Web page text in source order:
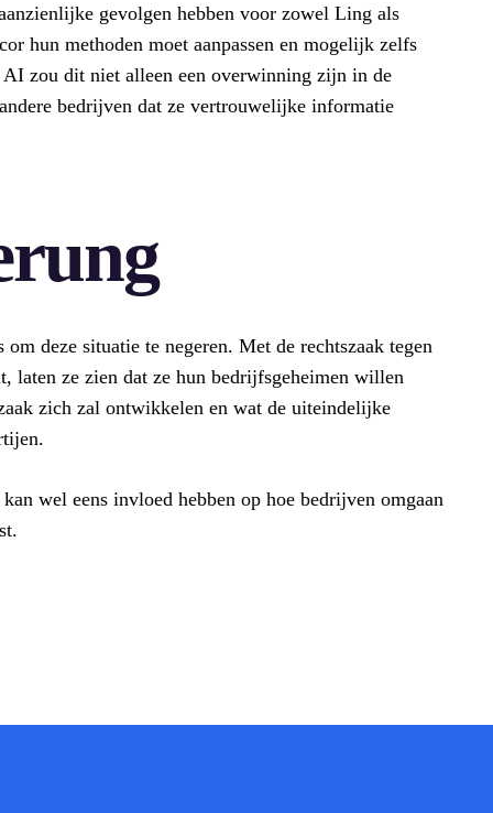
gevolgen hebben voor zowel Ling als
hun methoden moet aanpassen en mogelijk zelfs
AI zou dit niet alleen een overwinning zijn in de
bedrijven dat ze vertrouwelijke informatie
deze situatie te negeren. Met de rechtszaak tegen
laten ze zien dat ze hun bedrijfsgeheimen willen
zich zal ontwikkelen en wat de uiteindelijke
wel eens invloed hebben op hoe bedrijven omgaan